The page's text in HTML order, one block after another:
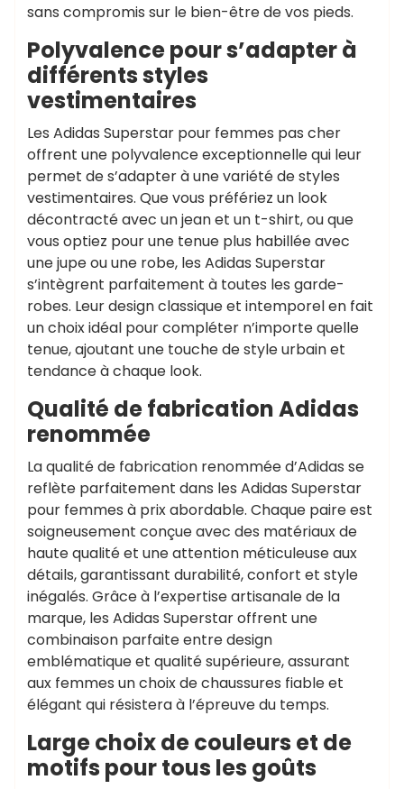
sans compromis sur le bien-être de vos pieds.
Polyvalence pour s’adapter à
différents styles
vestimentaires
Les Adidas Superstar pour femmes pas cher
offrent une polyvalence exceptionnelle qui leur
permet de s’adapter à une variété de styles
vestimentaires. Que vous préfériez un look
décontracté avec un jean et un t-shirt, ou que
vous optiez pour une tenue plus habillée avec
une jupe ou une robe, les Adidas Superstar
s’intègrent parfaitement à toutes les garde-
robes. Leur design classique et intemporel en fait
un choix idéal pour compléter n’importe quelle
tenue, ajoutant une touche de style urbain et
tendance à chaque look.
Qualité de fabrication Adidas
renommée
La qualité de fabrication renommée d’Adidas se
reflète parfaitement dans les Adidas Superstar
pour femmes à prix abordable. Chaque paire est
soigneusement conçue avec des matériaux de
haute qualité et une attention méticuleuse aux
détails, garantissant durabilité, confort et style
inégalés. Grâce à l’expertise artisanale de la
marque, les Adidas Superstar offrent une
combinaison parfaite entre design
emblématique et qualité supérieure, assurant
aux femmes un choix de chaussures fiable et
élégant qui résistera à l’épreuve du temps.
Large choix de couleurs et de
motifs pour tous les goûts